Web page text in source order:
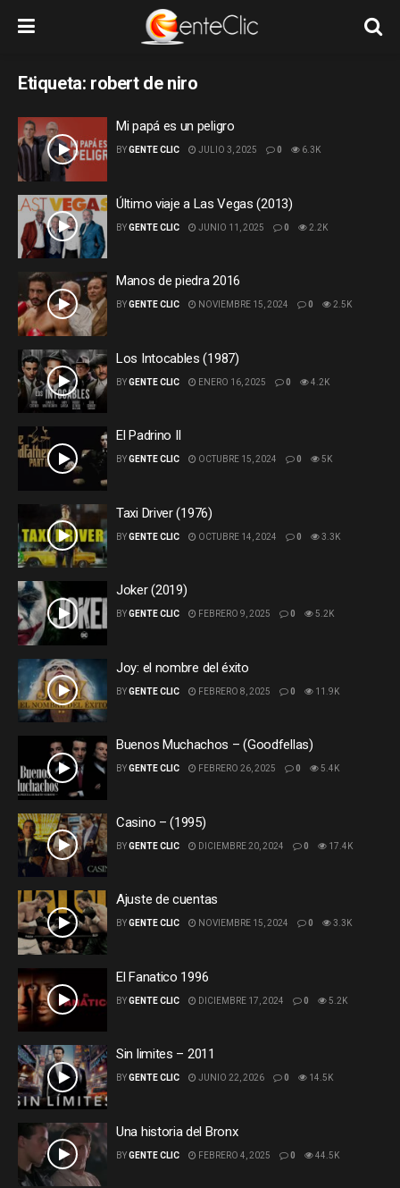
Etiqueta: robert de niro
Mi papá es un peligro
BYGENTE CLIC JULIO 3, 2025 0 6.3K
Último viaje a Las Vegas (2013)
BYGENTE CLIC JUNIO 11, 2025 0 2.2K
Manos de piedra 2016
BYGENTE CLIC NOVIEMBRE 15, 2024 0 2.5K
Los Intocables (1987)
BYGENTE CLIC ENERO 16, 2025 0 4.2K
El Padrino II
BYGENTE CLIC OCTUBRE 15, 2024 0 5K
Taxi Driver (1976)
BYGENTE CLIC OCTUBRE 14, 2024 0 3.3K
Joker (2019)
BYGENTE CLIC FEBRERO 9, 2025 0 5.2K
Joy: el nombre del éxito
BYGENTE CLIC FEBRERO 8, 2025 0 11.9K
Buenos Muchachos – (Goodfellas)
BYGENTE CLIC FEBRERO 26, 2025 0 5.4K
Casino – (1995)
BYGENTE CLIC DICIEMBRE 20, 2024 0 17.4K
Ajuste de cuentas
BYGENTE CLIC NOVIEMBRE 15, 2024 0 3.3K
El Fanatico 1996
BYGENTE CLIC DICIEMBRE 17, 2024 0 5.2K
Sin limites – 2011
BYGENTE CLIC JUNIO 22, 2026 0 14.5K
Una historia del Bronx
BYGENTE CLIC FEBRERO 4, 2025 0 44.5K